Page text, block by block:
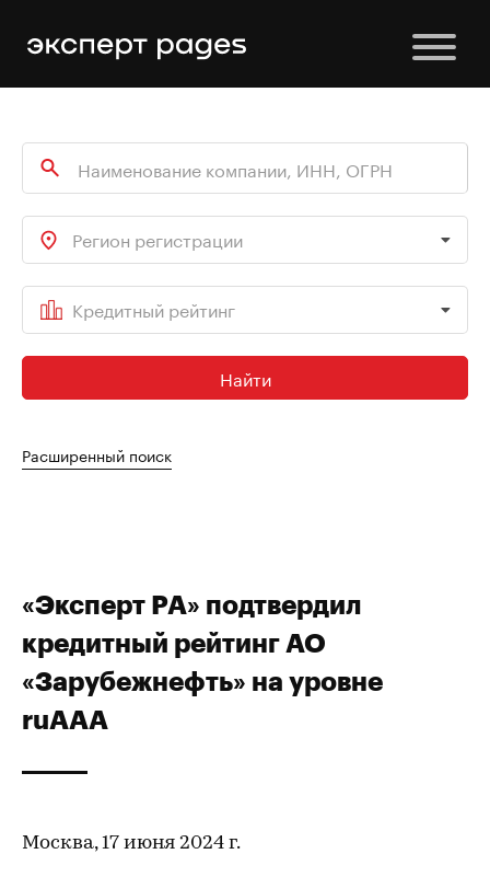
Регион регистрации
Кредитный рейтинг
Найти
Расширенный поиск
«Эксперт РА» подтвердил
кредитный рейтинг АО
«Зарубежнефть» на уровне
ruAАА
Москва, 17 июня 2024 г.